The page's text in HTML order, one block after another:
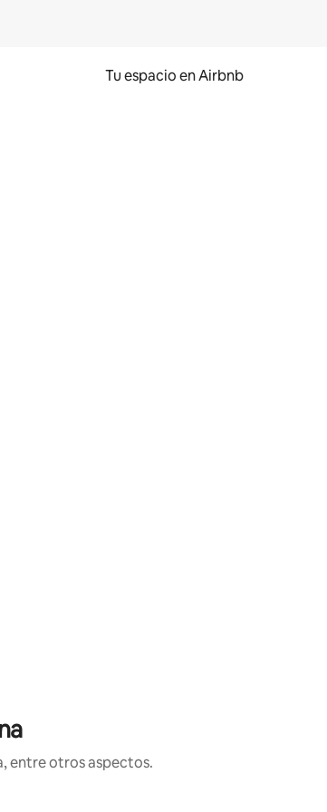
Tu espacio en Airbnb
la pantalla.
entre otros aspectos.